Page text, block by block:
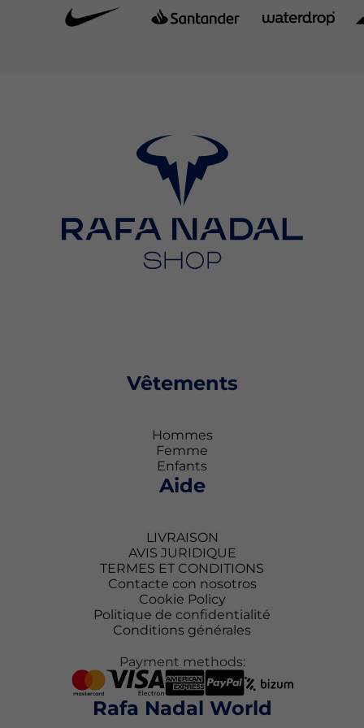
Vêtements
Hommes
Femme
Enfants
Aide
LIVRAISON
AVIS JURIDIQUE
TERMES ET CONDITIONS
Contacte con nosotros
Cookie Policy
Politique de confidentialité
Conditions générales
Payment methods:
Rafa Nadal World